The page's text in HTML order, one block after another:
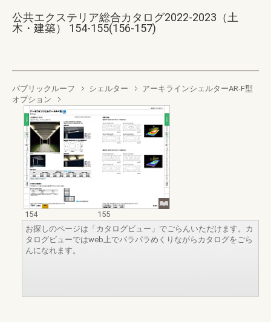
公共エクステリア総合カタログ2022-2023（土
木・建築） 154-155(156-157)
パブリックルーフ シェルター
アーキラインシェルターAR-F型
オプション
154
155
お探しのページは「カタログビュー」でごらんいただけます。カ
タログビューではweb上でパラパラめくりながらカタログをごら
んになれます。